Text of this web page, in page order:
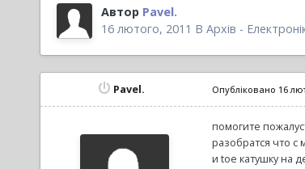
Автор Pavel.
16 лютого, 2011 В Архів -
Pavel. Опубліковано 16
помогите
разобратся что с
и toe катушку на